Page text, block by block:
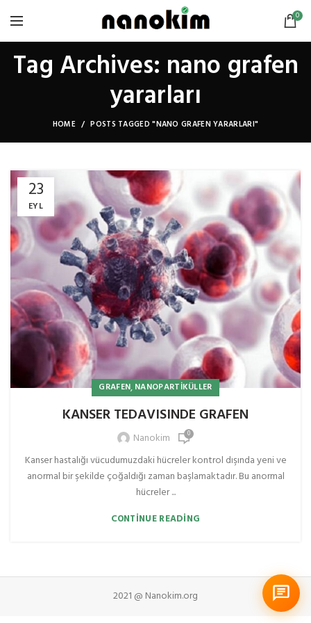
0
Tag Archives: nano grafen
yararları
HOME POSTS TAGGED "NANO GRAFEN YARARLARI"
23
EYL
GRAFEN, NANOPARTIKÜLLER
KANSER TEDAVISINDE GRAFEN
Nanokim 0
Kanser hastalığı vücudumuzdaki hücreler kontrol dışında yeni ve
anormal bir şekilde çoğaldığı zaman başlamaktadır. Bu anormal
hücreler ...
CONTINUE READING
2021 @ Nanokim.org